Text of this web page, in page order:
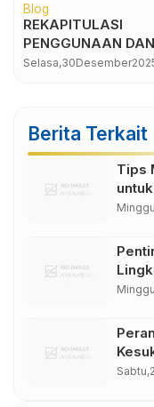
Blog
REKAPITULASI
PENGGUNAAN
BOSKIN TAHUN
Selasa,30Desember
Berita Terkait
Tips
Sabtu,